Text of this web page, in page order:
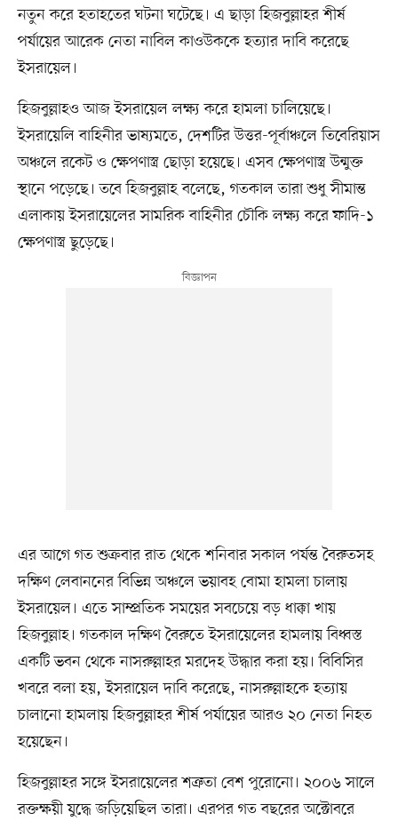
নতুন করে হতাহতের ঘটনা ঘটেছে। এ ছাড়া হিজবুল্লাহর শীর্ষ
পর্যায়ের আরেক নেতা নাবিল কাওউককে হত্যার দাবি করেছে
ইসরায়েল।
হিজবুল্লাহও আজ ইসরায়েল লক্ষ্য করে হামলা চালিয়েছে।
ইসরায়েলি বাহিনীর ভাষ্যমতে, দেশটির উত্তর-পূর্বাঞ্চলে তিবেরিয়াস
অঞ্চলে রকেট ও ক্ষেপণাস্ত্র ছোড়া হয়েছে। এসব ক্ষেপণাস্ত্র উন্মুক্ত
স্থানে পড়েছে। তবে হিজবুল্লাহ বলেছে, গতকাল তারা শুধু সীমান্ত
এলাকায় ইসরায়েলের সামরিক বাহিনীর চৌকি লক্ষ্য করে ফাদি-১
ক্ষেপণাস্ত্র ছুড়েছে।
এর আগে গত শুক্রবার রাত থেকে শনিবার সকাল পর্যন্ত বৈরুতসহ
দক্ষিণ লেবাননের বিভিন্ন অঞ্চলে ভয়াবহ বোমা হামলা চালায়
ইসরায়েল। এতে সাম্প্রতিক সময়ের সবচেয়ে বড় ধাক্কা খায়
হিজবুল্লাহ। গতকাল দক্ষিণ বৈরুতে ইসরায়েলের হামলায় বিধ্বস্ত
একটি ভবন থেকে নাসরুল্লাহর মরদেহ উদ্ধার করা হয়। বিবিসির
খবরে বলা হয়, ইসরায়েল দাবি করেছে, নাসরুল্লাহকে হত্যায়
চালানো হামলায় হিজবুল্লাহর শীর্ষ পর্যায়ের আরও ২০ নেতা নিহত
হয়েছেন।
হিজবুল্লাহর সঙ্গে ইসরায়েলের শত্রুতা বেশ পুরোনো। ২০০৬ সালে
রক্তক্ষয়ী যুদ্ধে জড়িয়েছিল তারা। এরপর গত বছরের অক্টোবরে